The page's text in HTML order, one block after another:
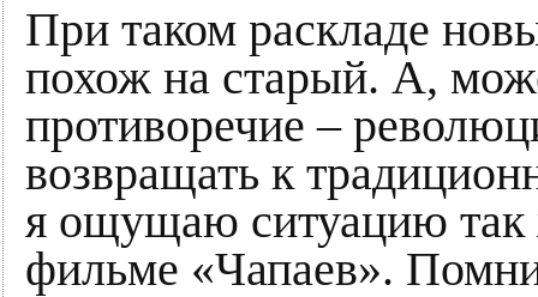
При таком раскладе
похож на старый. А,
противоречие –
возвращать к
я ощущаю ситуацию так
фильме «Чапаев».